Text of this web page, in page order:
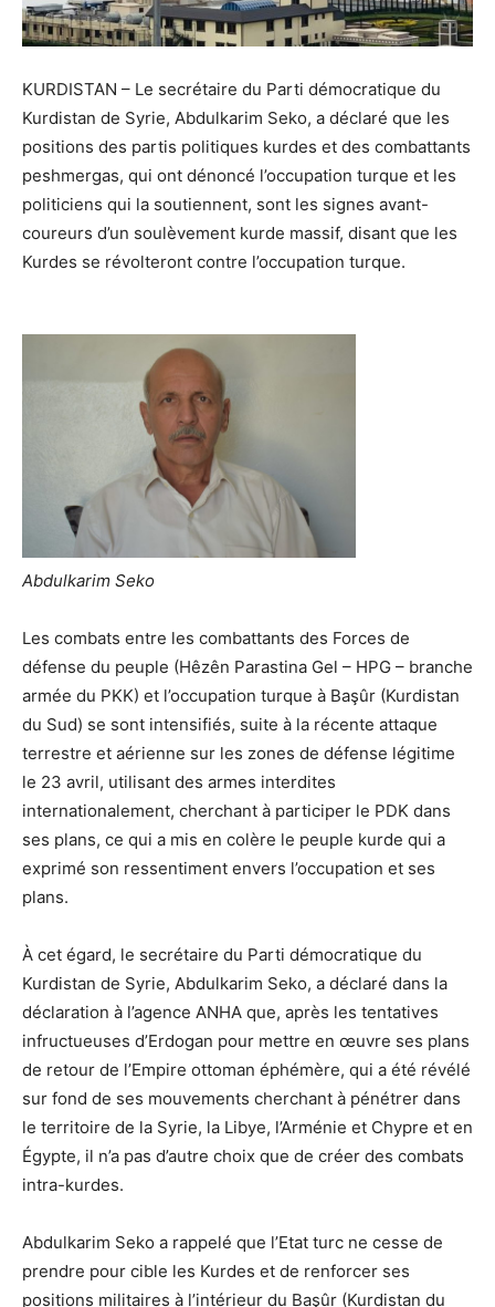
KURDISTAN – Le secrétaire du Parti démocratique du
Kurdistan de Syrie, Abdulkarim Seko, a déclaré que les
positions des partis politiques kurdes et des combattants
peshmergas, qui ont dénoncé l’occupation turque et les
politiciens qui la soutiennent, sont les signes avant-
coureurs d’un soulèvement kurde massif, disant que les
Kurdes se révolteront contre l’occupation turque.
Abdulkarim Seko
Les combats entre les combattants des Forces de
défense du peuple (Hêzên Parastina Gel – HPG – branche
armée du PKK) et l’occupation turque à Başûr (Kurdistan
du Sud) se sont intensifiés, suite à la récente attaque
terrestre et aérienne sur les zones de défense légitime
le 23 avril, utilisant des armes interdites
internationalement, cherchant à participer le PDK dans
ses plans, ce qui a mis en colère le peuple kurde qui a
exprimé son ressentiment envers l’occupation et ses
plans.
À cet égard, le secrétaire du Parti démocratique du
Kurdistan de Syrie, Abdulkarim Seko, a déclaré dans la
déclaration à l’agence ANHA que, après les tentatives
infructueuses d’Erdogan pour mettre en œuvre ses plans
de retour de l’Empire ottoman éphémère, qui a été révélé
sur fond de ses mouvements cherchant à pénétrer dans
le territoire de la Syrie, la Libye, l’Arménie et Chypre et en
Égypte, il n’a pas d’autre choix que de créer des combats
intra-kurdes.
Abdulkarim Seko a rappelé que l’Etat turc ne cesse de
prendre pour cible les Kurdes et de renforcer ses
positions militaires à l’intérieur du Başûr (Kurdistan du